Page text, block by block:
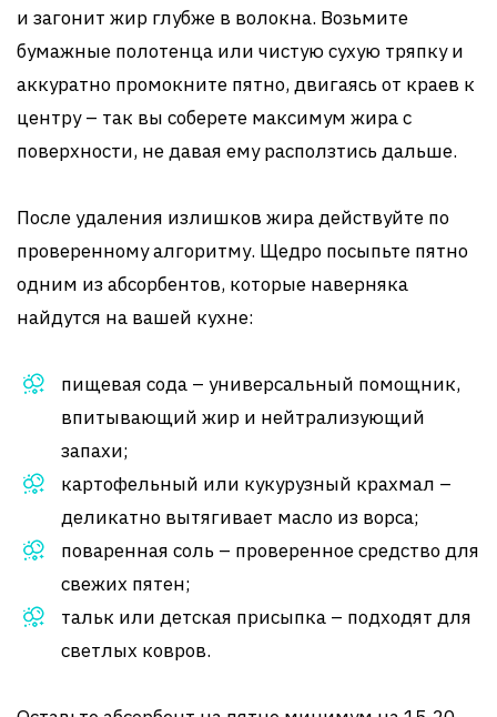
и загонит жир глубже в волокна. Возьмите
бумажные полотенца или чистую сухую тряпку и
аккуратно промокните пятно, двигаясь от краев к
центру – так вы соберете максимум жира с
поверхности, не давая ему расползтись дальше.
После удаления излишков жира действуйте по
проверенному алгоритму. Щедро посыпьте пятно
одним из абсорбентов, которые наверняка
найдутся на вашей кухне:
пищевая сода – универсальный помощник,
впитывающий жир и нейтрализующий
запахи;
картофельный или кукурузный крахмал –
деликатно вытягивает масло из ворса;
поваренная соль – проверенное средство для
свежих пятен;
тальк или детская присыпка – подходят для
светлых ковров.